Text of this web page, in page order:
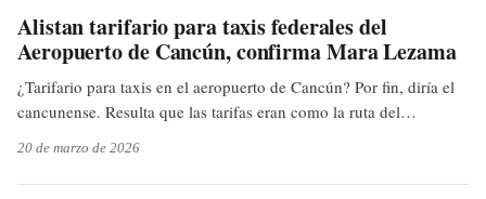
Alistan tarifario para taxis federales del
Aeropuerto de Cancún, confirma Mara Lezama
¿Tarifario para taxis en el aeropuerto de Cancún? Por fin, diría el
cancunense. Resulta que las tarifas eran como la ruta del
expedición sorpresa y más un servicio con precio claro. Se vale
20 de marzo de 2026